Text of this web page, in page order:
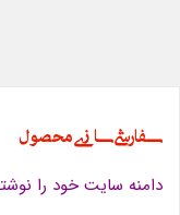
سفارشی سازی محصول
دامنه سایت خود را